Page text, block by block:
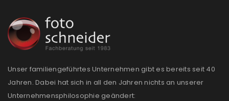
Unser familiengeführtes Unternehmen gibt es bereits seit 40
Jahren. Dabei hat sich in all den Jahren nichts an unserer
Unternehmensphilosophie geändert: